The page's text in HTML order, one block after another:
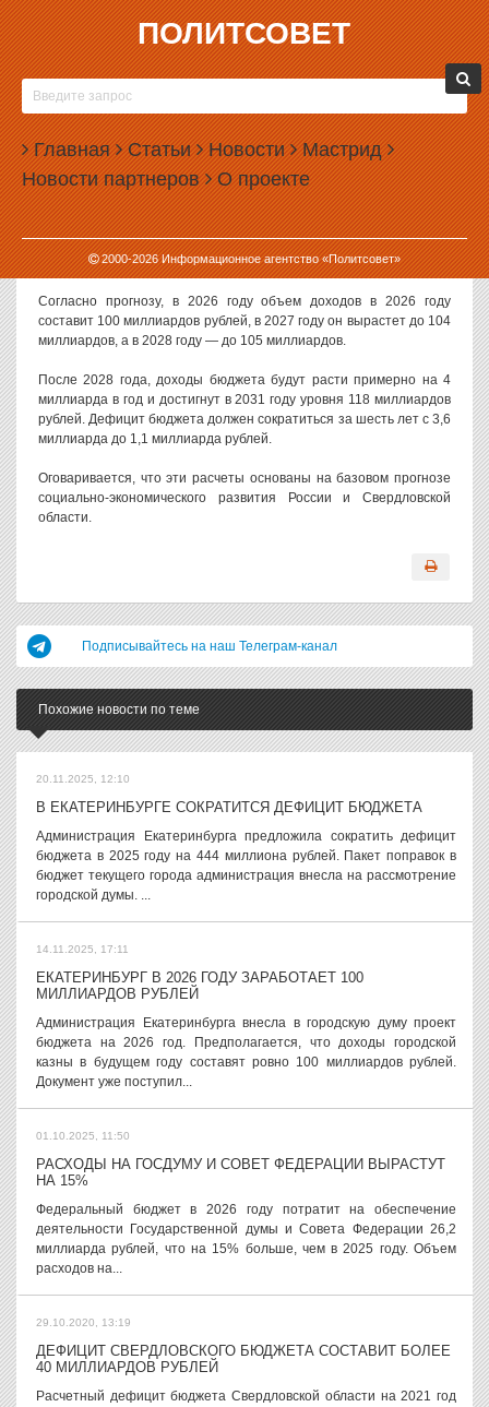
ПОЛИТСОВЕТ
Главная Статьи Новости Мастрид
Новости партнеров О проекте
2000-2026Информационное агентство «Политсовет»
23.03.2026, 13:53
ВЛАСТИ ЕКАТЕРИНБУРГА РАССЧИТЫВАЮТ НА
РЕЗКИЙ РОСТ ДОХОДОВ ПОСЛЕ 2028 ГОДА
Власти Екатеринбург рассчитывают, что доходы городского
бюджета с 2028 по 2031 год вырастут на 13 миллиардов рублей.
Такие цифры заложены в «Бюджетный прогноз муниципального
образования «город Екатеринбург» на долгосрочный период
2026-2031 годов».
Согласно прогнозу, в 2026 году объем доходов в 2026 году
составит 100 миллиардов рублей, в 2027 году он вырастет до 104
миллиардов, а в 2028 году — до 105 миллиардов.
После 2028 года, доходы бюджета будут расти примерно на 4
миллиарда в год и достигнут в 2031 году уровня 118 миллиардов
рублей. Дефицит бюджета должен сократиться за шесть лет с 3,6
миллиарда до 1,1 миллиарда рублей.
Оговаривается, что эти расчеты основаны на базовом прогнозе
социально-экономического развития России и Свердловской
области.
Подписывайтесь на наш Телеграм-канал
Похожие новости по теме
20.11.2025, 12:10
В ЕКАТЕРИНБУРГЕ СОКРАТИТСЯ ДЕФИЦИТ БЮДЖЕТА
Администрация Екатеринбурга предложила сократить дефицит
бюджета в 2025 году на 444 миллиона рублей. Пакет поправок в
бюджет текущего города администрация внесла на рассмотрение
городской думы. ...
14.11.2025, 17:11
ЕКАТЕРИНБУРГ В 2026 ГОДУ ЗАРАБОТАЕТ 100
МИЛЛИАРДОВ РУБЛЕЙ
Администрация Екатеринбурга внесла в городскую думу проект
бюджета на 2026 год. Предполагается, что доходы городской
казны в будущем году составят ровно 100 миллиардов рублей.
Документ уже поступил...
01.10.2025, 11:50
РАСХОДЫ НА ГОСДУМУ И СОВЕТ ФЕДЕРАЦИИ ВЫРАСТУТ
НА 15%
Федеральный бюджет в 2026 году потратит на обеспечение
деятельности Государственной думы и Совета Федерации 26,2
миллиарда рублей, что на 15% больше, чем в 2025 году. Объем
расходов на...
29.10.2020, 13:19
ДЕФИЦИТ СВЕРДЛОВСКОГО БЮДЖЕТА СОСТАВИТ БОЛЕЕ
40 МИЛЛИАРДОВ РУБЛЕЙ
Расчетный дефицит бюджета Свердловской области на 2021 год